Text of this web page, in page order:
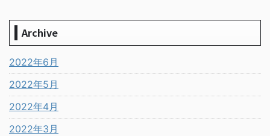
Archive
2022年6月
2022年5月
2022年4月
2022年3月